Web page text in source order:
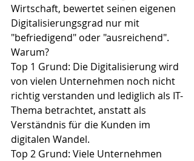
Wirtschaft, bewertet seinen eigenen
Digitalisierungsgrad nur mit
"befriedigend" oder "ausreichend".
Warum?
Top 1 Grund: Die Digitalisierung wird
von vielen Unternehmen noch nicht
richtig verstanden und lediglich als IT-
Thema betrachtet, anstatt als
Verständnis für die Kunden im
digitalen Wandel.
Top 2 Grund: Viele Unternehmen